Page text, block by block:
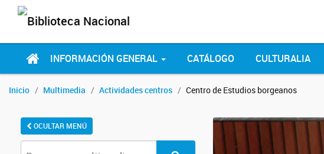
INFORMACIÓN GENERAL CATÁLOGO CULTURALIA
Inicio Multimedia Actividades centros Centro de Estudios borgeanos
OCULTAR MENÚ